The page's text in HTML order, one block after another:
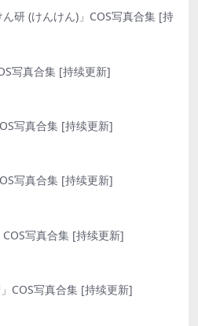
ん研 (けんけん)」COS写真合集 [持
写真合集 [持续更新]
写真合集 [持续更新]
写真合集 [持续更新]
COS写真合集 [持续更新]
」COS写真合集 [持续更新]